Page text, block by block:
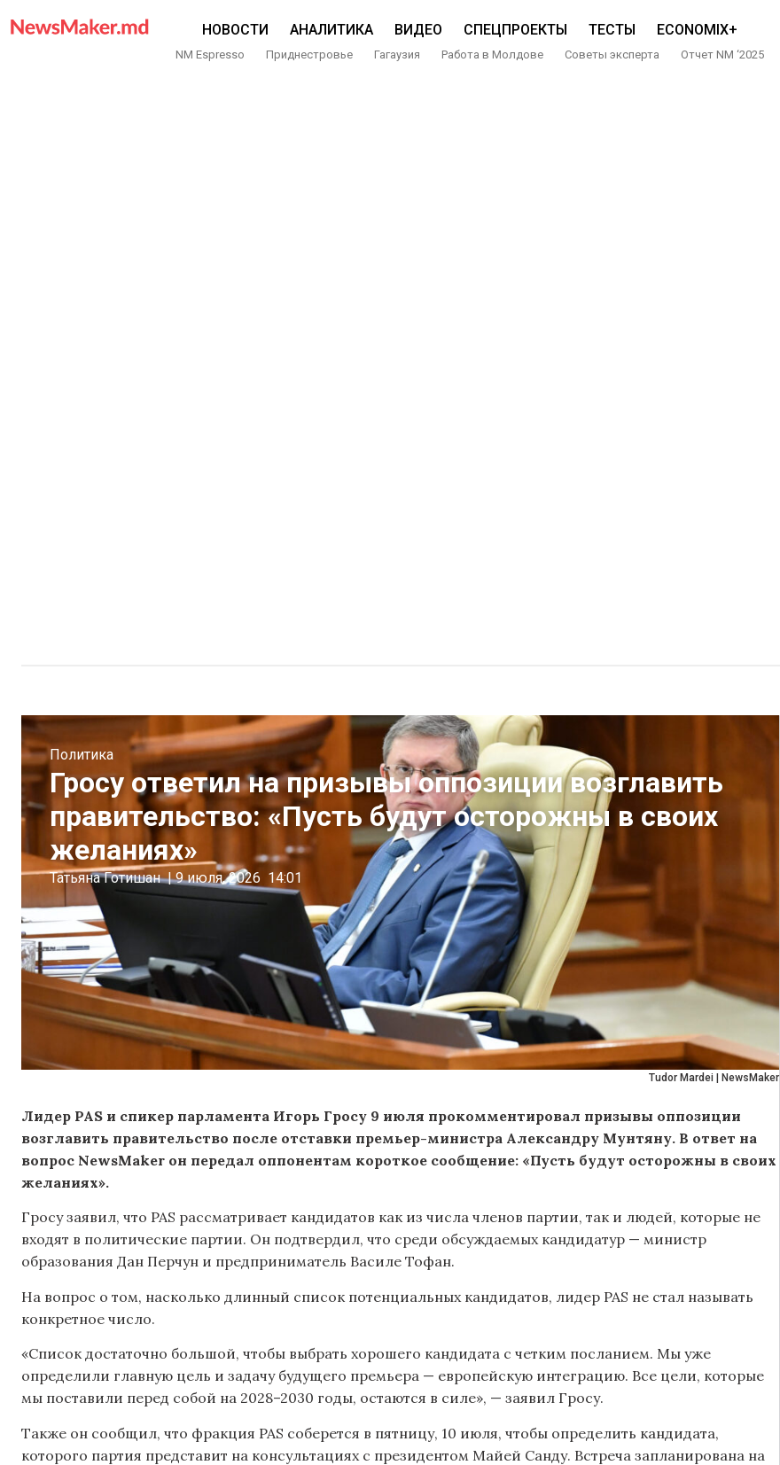
НОВОСТИ АНАЛИТИКА ВИДЕО СПЕЦПРОЕКТЫ ТЕСТЫ ECONOMIX+
NM Espresso Приднестровье Гагаузия Работа в Молдове Советы эксперта Отчет NM ‘2025
Tudor Mardei | NewsMaker
Политика
Гросу ответил на призывы оппозиции возглавить
правительство: «Пусть будут осторожны в своих
желаниях»
Татьяна Готишан | 9 июля, 2026 14:01
Лидер PAS и спикер парламента Игорь Гросу 9 июля прокомментировал призывы оппозиции
возглавить правительство после отставки премьер-министра Александру Мунтяну. В ответ на
вопрос NewsMaker он передал оппонентам короткое сообщение: «Пусть будут осторожны в своих
желаниях».
Гросу заявил, что PAS рассматривает кандидатов как из числа членов партии, так и людей, которые не
входят в политические партии. Он подтвердил, что среди обсуждаемых кандидатур — министр
образования Дан Перчун и предприниматель Василе Тофан.
На вопрос о том, насколько длинный список потенциальных кандидатов, лидер PAS не стал называть
конкретное число.
«Список достаточно большой, чтобы выбрать хорошего кандидата с четким посланием. Мы уже
определили главную цель и задачу будущего премьера — европейскую интеграцию. Все цели, которые
мы поставили перед собой на 2028–2030 годы, остаются в силе», — заявил Гросу.
Также он сообщил, что фракция PAS соберется в пятницу, 10 июля, чтобы определить кандидата,
которого партия представит на консультациях с президентом Майей Санду. Встреча запланирована на